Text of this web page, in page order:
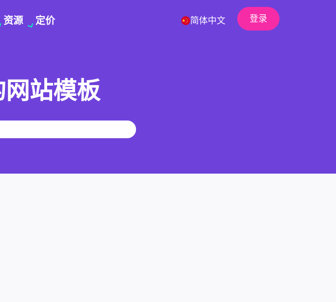
资源 定价 简体中文 登录
站模板